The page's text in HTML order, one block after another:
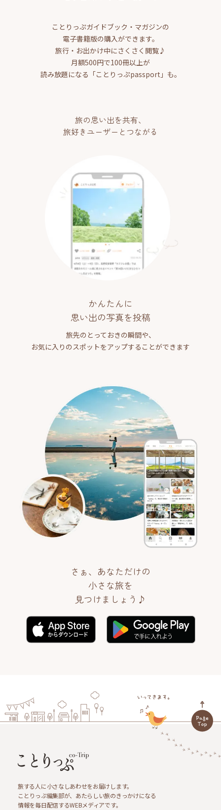
ことりっぷガイドブック・マガジンの
電子書籍版の購入ができます。
旅行・お出かけ中にさくさく閲覧♪
月額500円で100冊以上が
読み放題になる「ことりっぷpassport」も。
旅の思い出を共有、
旅好きユーザーとつながる
かんたんに
思い出の写真を投稿
旅先のとっておきの瞬間や、
お気に入りのスポットをアップすることができます
さぁ、あなただけの
小さな旅を
見つけましょう♪
旅する人に小さなしあわせをお届けします。
ことりっぷ編集部が、あたらしい旅のきっかけになる
情報を毎日配信するWEBメディアです。